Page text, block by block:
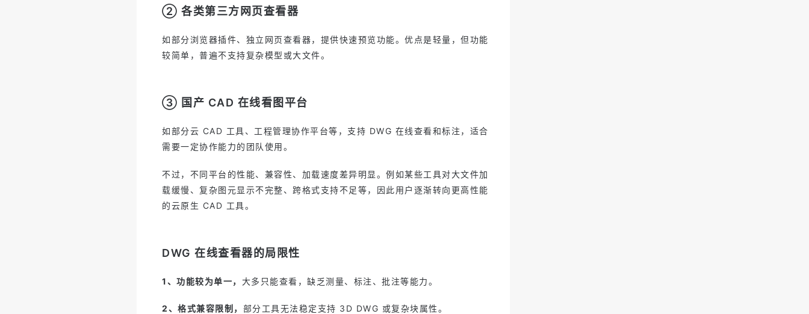
② 各类第三方网页查看器
如部分浏览器插件、独立网页查看器，提供快速预览功能。优点是轻量，但功能
较简单，普遍不支持复杂模型或大文件。
③ 国产 CAD 在线看图平台
如部分云 CAD 工具、工程管理协作平台等，支持 DWG 在线查看和标注，适合
需要一定协作能力的团队使用。
不过，不同平台的性能、兼容性、加载速度差异明显。例如某些工具对大文件加
载缓慢、复杂图元显示不完整、跨格式支持不足等，因此用户逐渐转向更高性能
的云原生 CAD 工具。
DWG 在线查看器的局限性
1、功能较为单一， 大多只能查看，缺乏测量、标注、批注等能力。
2、格式兼容限制， 部分工具无法稳定支持 3D DWG 或复杂块属性。